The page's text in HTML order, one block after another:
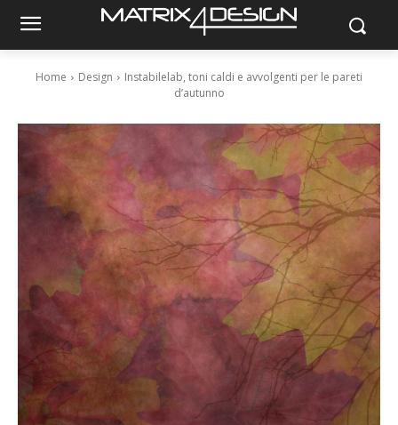
Home Design
Instabilelab, toni caldi e avvolgenti per le pareti
d’autunno